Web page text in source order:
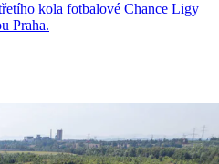
kola fotbalové Chance Ligy
Praha.